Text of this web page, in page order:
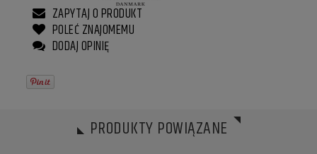
ZAPYTAJ O PRODUKT
POLEĆ ZNAJOMEMU
DODAJ OPINIĘ
PRODUKTY POWIĄZANE